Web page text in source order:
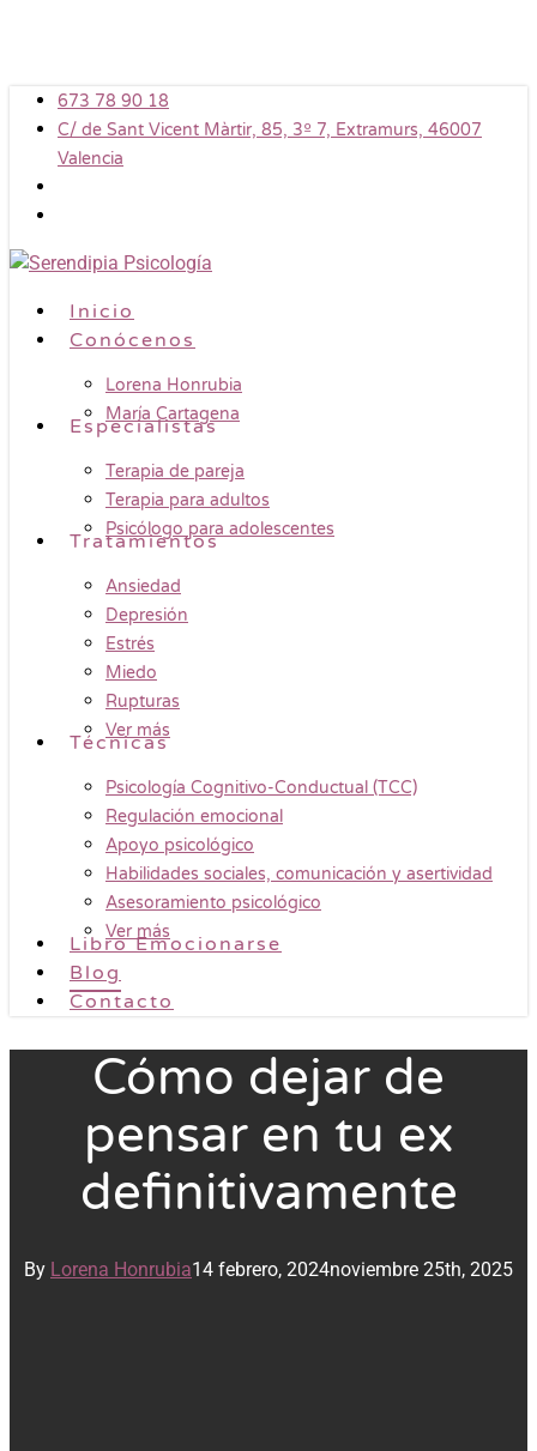
content673 78 90 18
C/ de Sant Vicent Màrtir, 85, 3º 7, Extramurs, 46007
Valencia
Menu
Inicio
Conócenos
Lorena Honrubia
María Cartagena
Especialistas
Terapia de pareja
Terapia para adultos
Psicólogo para adolescentes
Tratamientos
Ansiedad
Depresión
Estrés
Miedo
Rupturas
Ver más
Técnicas
Psicología Cognitivo-Conductual (TCC)
Regulación emocional
Apoyo psicológico
Habilidades sociales, comunicación y asertividad
Asesoramiento psicológico
Ver más
Libro Emocionarse
Blog
Contacto
Cómo dejar de
pensar en tu ex
definitivamente
By Lorena Honrubia14 febrero, 2024noviembre 25th, 2025